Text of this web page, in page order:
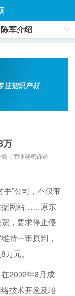
陈军介绍
万
： 商业秘密诉讼
”公司，不仅带
据网站……原东
，要求停止侵
持一审原判，
元。
2002年8月成
技术开发及培